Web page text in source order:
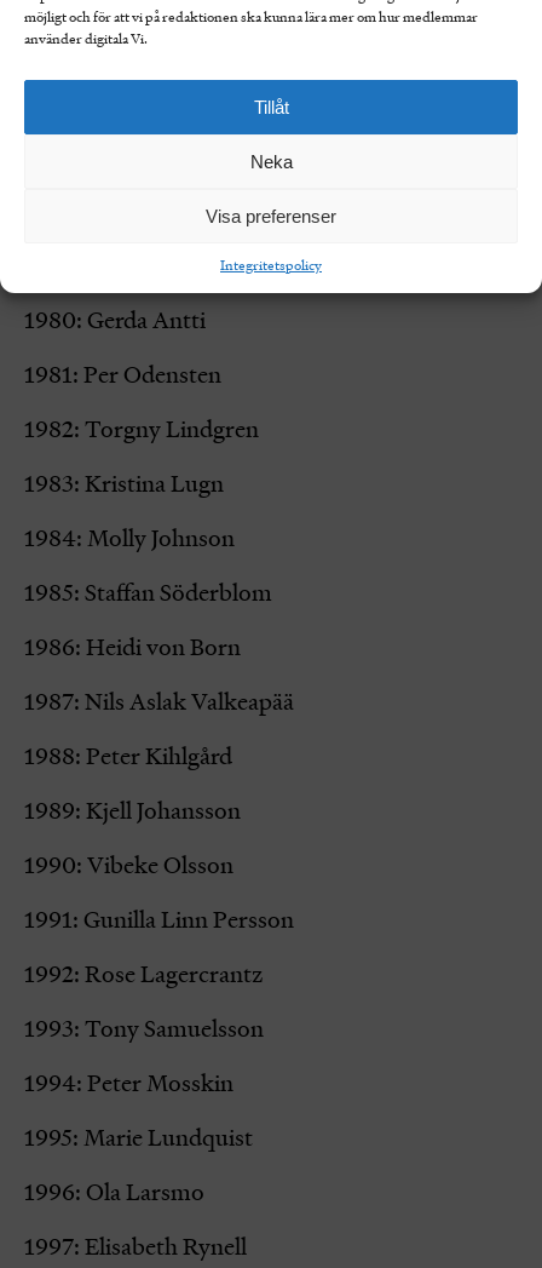
möjligt och för att vi på redaktionen ska kunna lära mer om hur medlemmar
använder digitala Vi.
Tillåt
Neka
Visa preferenser
Integritetspolicy
1975: Gunnar Harding
1977: Barbro Backberger, Torgny Karnstedt
1978: Bunny Ragnerstam, Kerstin Strandberg
1979: Eva Ström, Jan Fogelbäck
1980: Gerda Antti
1981: Per Odensten
1982: Torgny Lindgren
1983: Kristina Lugn
1984: Molly Johnson
1985: Staffan Söderblom
1986: Heidi von Born
1987: Nils Aslak Valkeapää
1988: Peter Kihlgård
1989: Kjell Johansson
1990: Vibeke Olsson
1991: Gunilla Linn Persson
1992: Rose Lagercrantz
1993: Tony Samuelsson
1994: Peter Mosskin
1995: Marie Lundquist
1996: Ola Larsmo
1997: Elisabeth Rynell